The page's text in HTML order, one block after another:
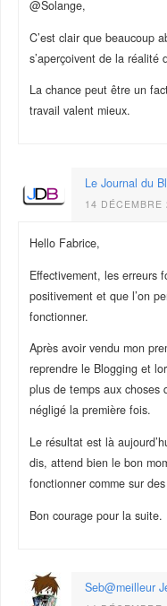
@Solange,
C’est clair que beaucoup
s’aperçoivent de la réalité
La chance peut être un
travail valent mieux.
Le Journal du
14
Hello Fabrice,
Effectivement, les erreurs
positivement et que l’on
fonctionner.
Après avoir vendu mon
reprendre le Blogging et
plus de temps aux choses
négligé la première fois.
Le résultat est là
dis, attend bien le bon
fonctionner comme sur
Bon courage pour la suite.
Seb@meilleur